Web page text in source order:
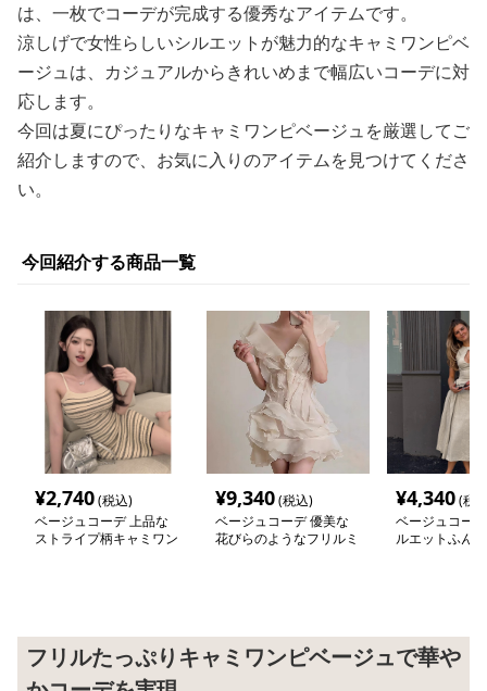
は、一枚でコーデが完成する優秀なアイテムです。
涼しげで女性らしいシルエットが魅力的なキャミワンピベ
ージュは、カジュアルからきれいめまで幅広いコーデに対
応します。
今回は夏にぴったりなキャミワンピベージュを厳選してご
紹介しますので、お気に入りのアイテムを見つけてくださ
い。
今回紹介する商品一覧
¥2,740(税込)
ベージュコーデ 上品な
ストライプ柄キャミワン
¥9,340(税込)
ベージュコーデ 優美な
花びらのようなフリルミ
¥4,340(税
ベージュコー
ルエットふん
フリルたっぷりキャミワンピベージュで華や